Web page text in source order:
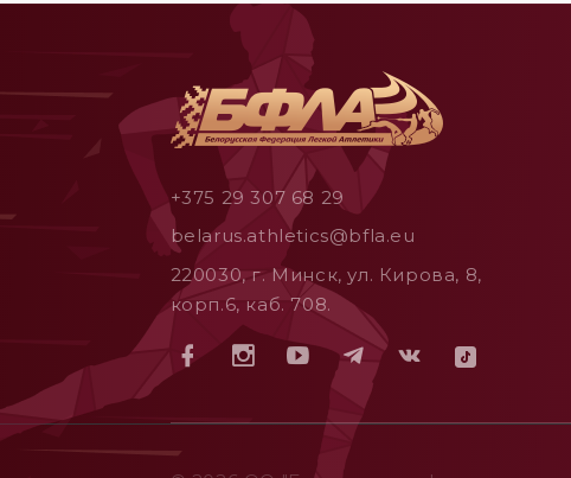
+375 29 307 68 29
belarus.athletics@bfla.eu
220030, г. Минск, ул. Кирова, 8,
корп.6, каб. 708.